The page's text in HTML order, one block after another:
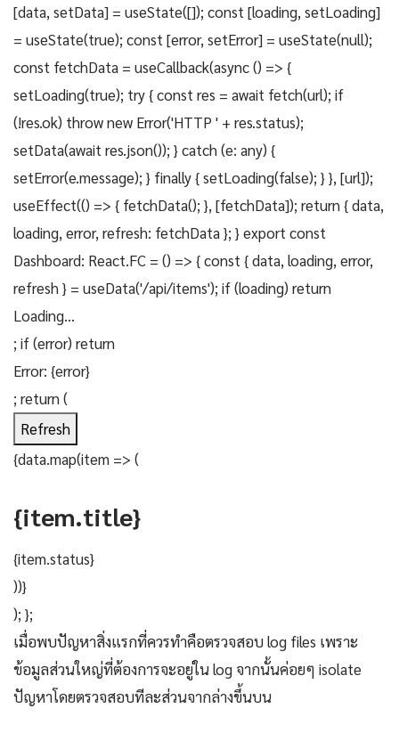
[data, setData] = useState([]); const [loading, setLoading]
= useState(true); const [error, setError] = useState(null);
const fetchData = useCallback(async () => {
setLoading(true); try { const res = await fetch(url); if
(!res.ok) throw new Error('HTTP ' + res.status);
setData(await res.json()); } catch (e: any) {
setError(e.message); } finally { setLoading(false); } }, [url]);
useEffect(() => { fetchData(); }, [fetchData]); return { data,
loading, error, refresh: fetchData }; } export const
Dashboard: React.FC = () => { const { data, loading, error,
refresh } = useData('/api/items'); if (loading) return
Loading...
; if (error) return
Error: {error}
; return (
Refresh
{data.map(item => (
{item.title}
{item.status}
))}
); };
เมื่อพบปัญหาสิ่งแรกที่ควรทำคือตรวจสอบ log files เพราะ
ข้อมูลส่วนใหญ่ที่ต้องการจะอยู่ใน log จากนั้นค่อยๆ isolate
ปัญหาโดยตรวจสอบทีละส่วนจากล่างขึ้นบน